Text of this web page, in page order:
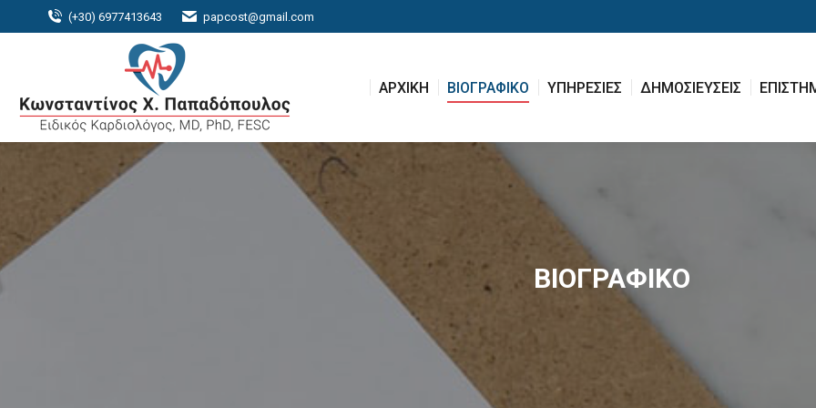
(+30) 6977413643 papcost@gmail.com
ΑΡΧΙΚΗ ΒΙΟΓΡΑΦΙΚΟ ΥΠΗΡΕΣΙΕΣ ΔΗΜΟΣΙΕΥΣΕΙΣ
ΒΙΟΓΡΑΦΙΚΟ